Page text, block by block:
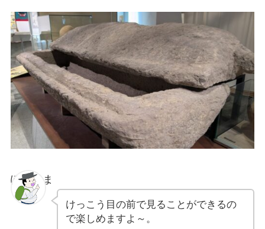
ぽちゃま
けっこう目の前で見ることができるの
で楽しめますよ～。